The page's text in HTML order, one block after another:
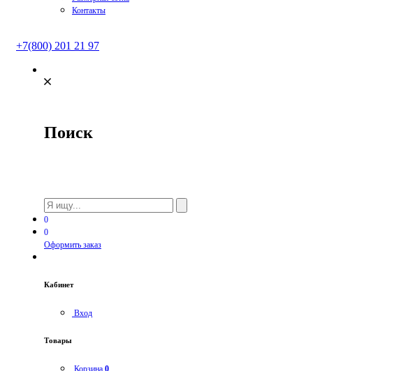
Контакты
+7(800) 201 21 97
Поиск
0
0
Оформить заказ
Кабинет
Вход
Товары
Корзина 0